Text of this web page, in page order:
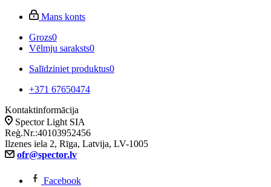
Mans konts
Grozs0
Vēlmju saraksts0
Salīdziniet produktus0
+371 67650474
Kontaktinformācija
Spector Light SIA
Reģ.Nr.:40103952456
Ilzenes iela 2, Rīga, Latvija, LV-1005
ofr@spector.lv
Facebook